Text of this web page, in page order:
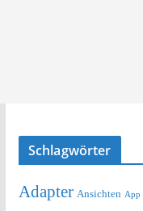
Schlagwörter
Adapter Ansichten App